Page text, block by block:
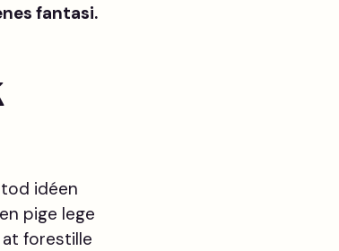
fantasi.
idéen
pige lege
forestille